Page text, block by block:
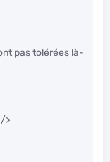
pas tolérées là-
>